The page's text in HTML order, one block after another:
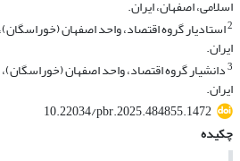
اسلامی، اصفهان، ایران.
2استادیار گروه اقتصاد، واحد اصفهان
ایران.
3دانشیار گروه اقتصاد، واحد اصفهان
ایران.
10.22034/pbr.2025.484855.1472
چکیده